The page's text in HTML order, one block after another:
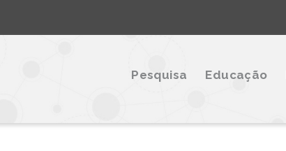
Pesquisa Educação